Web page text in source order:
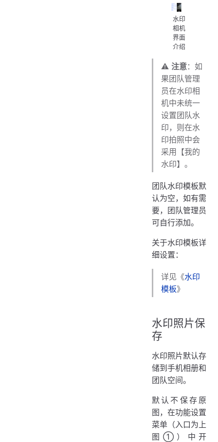
水印
相机
界面
介绍
⚠️ 注意：如
果团队管理
员在水印相
机中未统一
设置团队水
印，则在水
印拍照中会
采用【我的
水印】。
团队水印模板默
认为空，如有需
要，团队管理员
可自行添加。
关于水印模板详
细设置：
详见《水印
模板》
水印照片保
存
水印照片默认存
储到手机相册和
团队空间。
默认不保存原
图，在功能设置
菜单（入口为上
图①）中开